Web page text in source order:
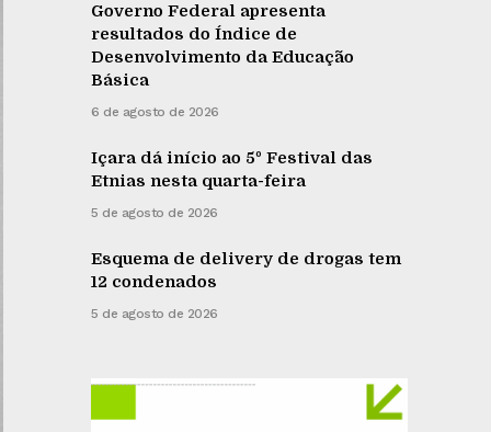
Governo Federal apresenta
resultados do Índice de
Desenvolvimento da Educação
Básica
6 de agosto de 2026
Içara dá início ao 5º Festival das
Etnias nesta quarta-feira
5 de agosto de 2026
Esquema de delivery de drogas tem
12 condenados
5 de agosto de 2026